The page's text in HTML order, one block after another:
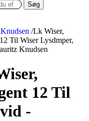
Søg
/Lk Wiser,
Til Wiser Lysdmper,
Knudsen
12 Til
-